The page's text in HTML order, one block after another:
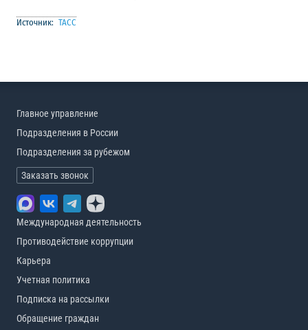
Источник: ТАСС
Главное управление
Подразделения в России
Подразделения за рубежом
Заказать звонок
Международная деятельность
Противодействие коррупции
Карьера
Учетная политика
Подписка на рассылки
Обращение граждан